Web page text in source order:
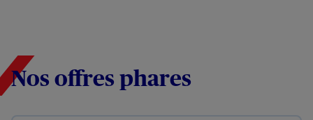
Nos offres phares